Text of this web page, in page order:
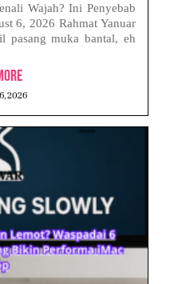
Wajah? Ini Penyebab
6, 2026 Rahmat Yanuar
pasang muka bantal, eh
2026